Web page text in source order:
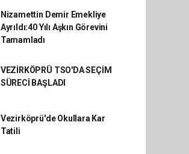
Nizamettin Demir Emekliye
Ayrıldı:40 Yılı Aşkın Görevini
Tamamladı
VEZİRKÖPRÜ TSO'DA SEÇİM
SÜRECİ BAŞLADI
Vezirköprü'de Okullara Kar
Tatili